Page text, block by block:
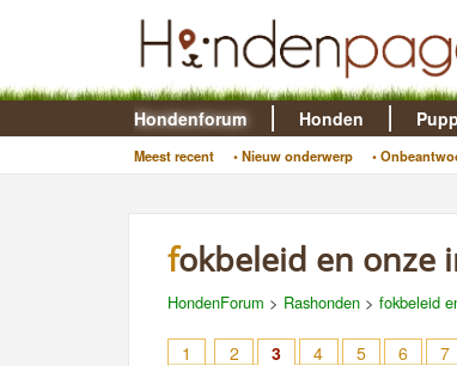
Hondenforum
Meest recent • Nieuw onderwerp •
Honden
fokbeleid en
HondenForum > Rashonden > fokbeleid
1 2 3 4 5 6 7